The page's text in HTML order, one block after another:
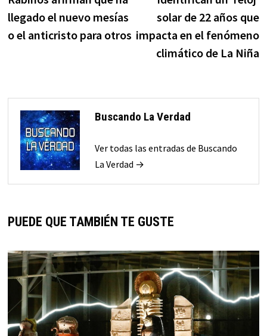
de
entradas
llegado el nuevo mesías
o el anticristo para otros
solar de 22 años que
impacta en el fenómeno
climático de La Niña
Buscando La Verdad
Ver todas las entradas de Buscando
La Verdad →
PUEDE QUE TAMBIÉN TE GUSTE